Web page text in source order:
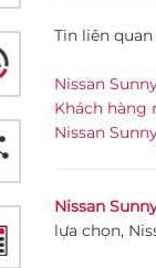
Tin liên quan
Nissan
Khách hàng
Nissan
Nissan
lựa chọn,